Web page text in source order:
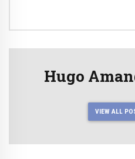
Hugo
VIEW ALL